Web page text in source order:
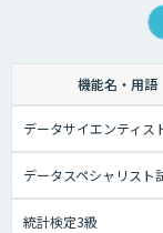
機能名・用語
データサイエンティス
データスペシャリスト
統計検定3級